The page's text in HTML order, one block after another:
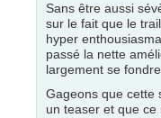
Sans être aussi
sur le fait que le
hyper
passé la nette
largement se
Gageons que cette
un teaser et que